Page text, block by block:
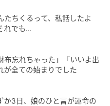
も多くを学ぶため、成
はただの出来事ではな
になります。積み重ね
さを育てていきます。
みを育てていく心
れ」
ちくるって、私話したよ
れでも…
忘れちゃった」「いいよ出
が全ての始まりでした
か3日、娘のひと言が運命の